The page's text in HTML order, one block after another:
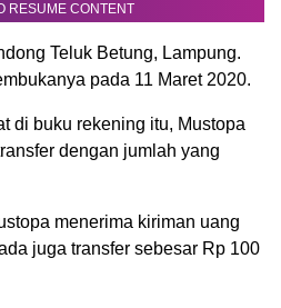
RESUME CONTENT
Teluk Betung, Lampung.
pada 11 Maret 2020.
di buku rekening itu, Mustopa
dengan jumlah yang
menerima kiriman uang
juga transfer sebesar Rp 100